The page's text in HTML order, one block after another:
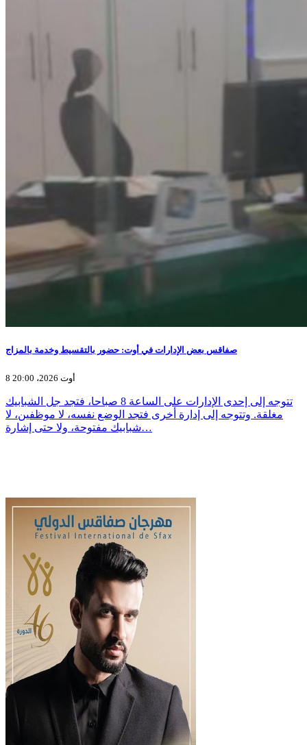
صفاقس بعض الإدارات في أوت: حضور بالتقسيط وخدمة بالمزاج
8 أوت 2026، 20:00
تتوجه إلى إحدى الإدارات على الساعة 8 صباحا، فتجد جل الشبابيك
مغلقة. وتتوجه إلى إدارة أخرى فتجد الوضع نفسه، لا موظفين، لا
شبابيك مفتوحة، ولا حتى إشارة…